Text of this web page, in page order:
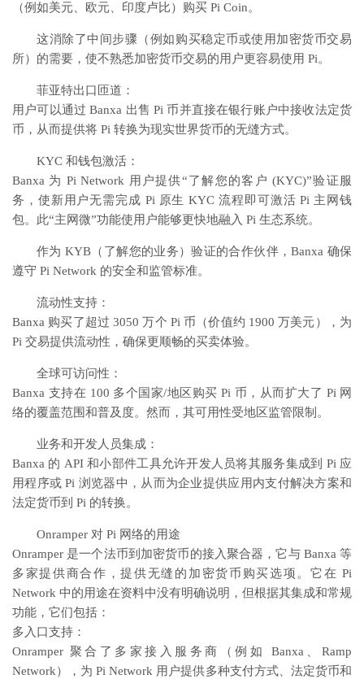
（例如美元、欧元、印度卢比）购买 Pi Coin。
这消除了中间步骤（例如购买稳定币或使用加密货币交易
所）的需要，使不熟悉加密货币交易的用户更容易使用 Pi。
菲亚特出口匝道：
用户可以通过 Banxa 出售 Pi 币并直接在银行账户中接收法定货
币，从而提供将 Pi 转换为现实世界货币的无缝方式。
KYC 和钱包激活：
Banxa 为 Pi Network 用户提供“了解您的客户 (KYC)”验证服
务，使新用户无需完成 Pi 原生 KYC 流程即可激活 Pi 主网钱
包。此“主网微”功能使用户能够更快地融入 Pi 生态系统。
作为 KYB（了解您的业务）验证的合作伙伴，Banxa 确保
遵守 Pi Network 的安全和监管标准。
流动性支持：
Banxa 购买了超过 3050 万个 Pi 币（价值约 1900 万美元），为
Pi 交易提供流动性，确保更顺畅的买卖体验。
全球可访问性：
Banxa 支持在 100 多个国家/地区购买 Pi 币，从而扩大了 Pi 网
络的覆盖范围和普及度。然而，其可用性受地区监管限制。
业务和开发人员集成：
Banxa 的 API 和小部件工具允许开发人员将其服务集成到 Pi 应
用程序或 Pi 浏览器中，从而为企业提供应用内支付解决方案和
法定货币到 Pi 的转换。
Onramper 对 Pi 网络的用途
Onramper 是一个法币到加密货币的接入聚合器，它与 Banxa 等
多家提供商合作，提供无缝的加密货币购买选项。它在 Pi
Network 中的用途在资料中没有明确说明，但根据其集成和常规
功能，它们包括：
多入口支持：
Onramper 聚合了多家接入服务商（例如 Banxa、Ramp
Network），为 Pi Network 用户提供多种支付方式、法定货币和